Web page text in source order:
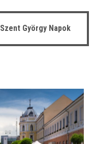
Szent György Napok